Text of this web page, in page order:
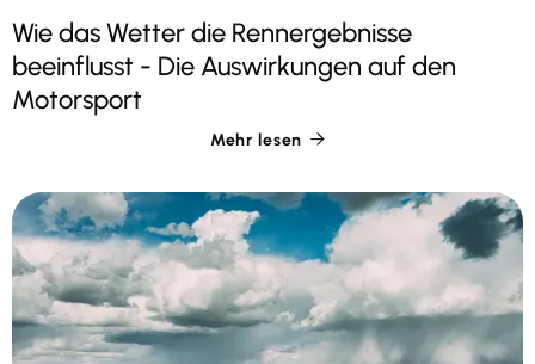
Wie das Wetter die Rennergebnisse
beeinflusst - Die Auswirkungen auf den
Motorsport
Mehr lesen 